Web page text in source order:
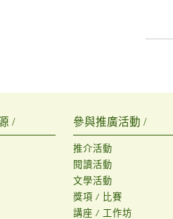
/ 參與推廣活動 /
推介活動
閱讀活動
文學活動
獎項 / 比賽
講座 / 工作坊